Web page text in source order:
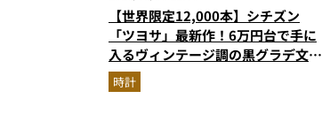
【世界限定12,000本】シチズン
「ツヨサ」最新作！6万円台で手に
入るヴィンテージ調の黒グラデ文字
盤が男心をくすぐる
時計